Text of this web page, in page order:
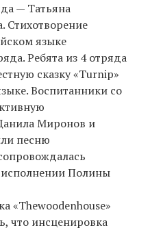
— Татьяна
Стихотворение
языке
Ребята из 4 отряда
сказку «Turnip»
Воспитанники со
Миронов и
песню
Полины
«Thewoodenhouse»
что инсценировка